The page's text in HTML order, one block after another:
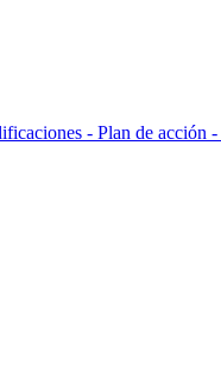
- Plan de acción -